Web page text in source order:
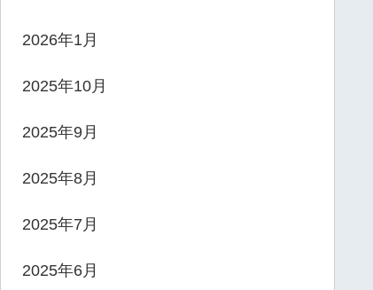
2026年1月
2025年10月
2025年9月
2025年8月
2025年7月
2025年6月